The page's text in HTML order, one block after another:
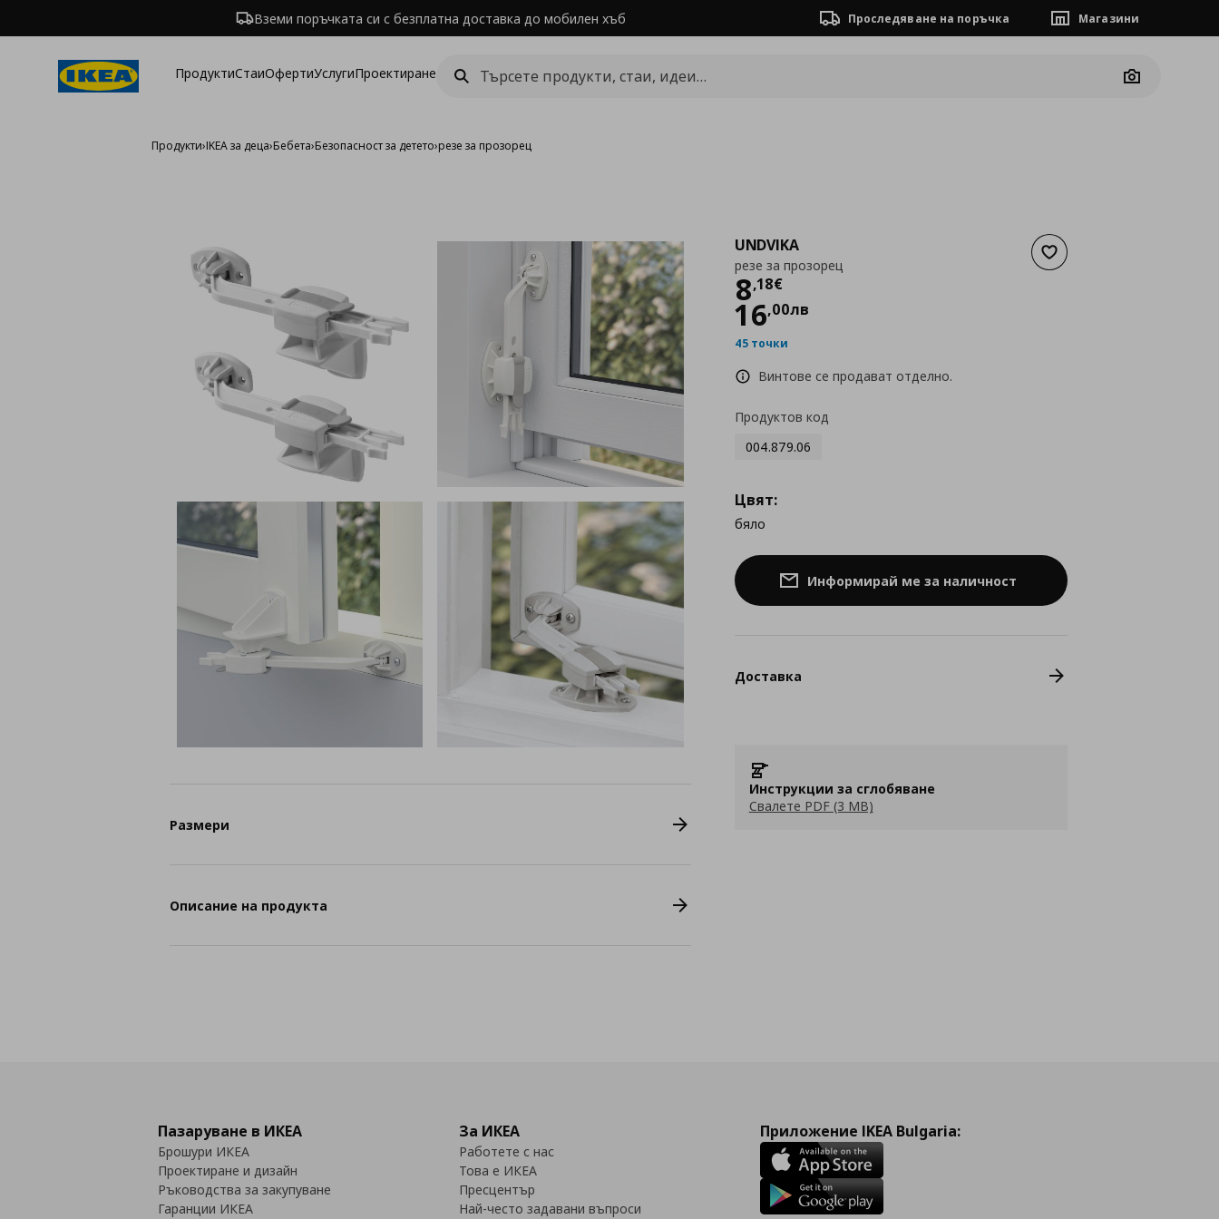
Вземи поръчката си с безплатна доставка до мобилен хъб Проследяване на поръчка Магазини
ПродуктиСтаиОфертиУслугиПроектиране
Camera
Продукти›IKEA за деца›Бебета›Безопасност за детето›резе за прозорец
Добави към списъка с
UNDVIKA
резе за прозорец
8,18€
Цена
16,00лв
45 точки
Винтове се продават отделно.
Продуктов код
004.879.06
Цвят:
бяло
Информирай ме за наличност
Доставка
Инструкции за сглобяване
Свалете PDF (3 MB)
Размери
Описание на продукта
Пазаруване в ИКЕА
Брошури ИКЕА
Проектиране и дизайн
Ръководства за закупуване
Гаранции ИКЕА
За ИКЕА
Работете с нас
Това е ИКЕА
Пресцентър
Най-често задавани въпроси
Приложение IKEA Bulgaria: